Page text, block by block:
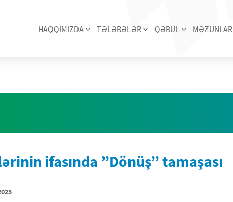
HAQQIMIZDA TƏLƏBƏLƏR QƏBUL MƏZUNLAR
ifasında ”Dönüş” tamaşası